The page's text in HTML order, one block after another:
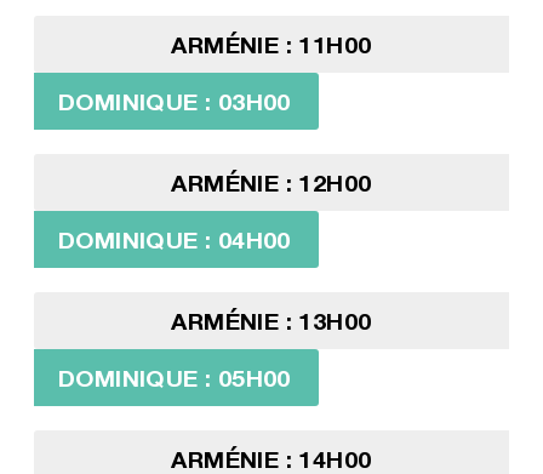
ARMÉNIE : 11H00
DOMINIQUE : 03H00
ARMÉNIE : 12H00
DOMINIQUE : 04H00
ARMÉNIE : 13H00
DOMINIQUE : 05H00
ARMÉNIE : 14H00